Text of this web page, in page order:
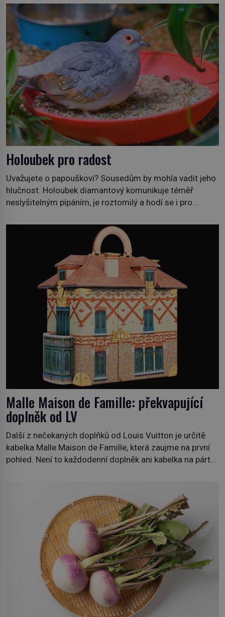
Holoubek pro radost
Uvažujete o papouškovi? Sousedům by mohla vadit jeho
hlučnost. Holoubek diamantový komunikuje téměř
neslyšitelným pípáním, je roztomilý a hodí se i pro
klidného ptáčka, který většinu dne jen posedává. Hodně
času tráví na zemi, kde sbírá zbytky semínek Jeho
domovinou je prakticky celá Austrálie s výjimkou
pobřežní oblasti. […]
Malle Maison de Famille: překvapující
doplněk od LV
Další z nečekaných doplňků od Louis Vuitton je určitě
kabelka Malle Maison de Famille, která zaujme na první
pohled. Není to každodenní doplněk ani kabelka na párty,
adrese 18 Rue Louis Vuitton, které bylo postaveno v
roce 1869. […]